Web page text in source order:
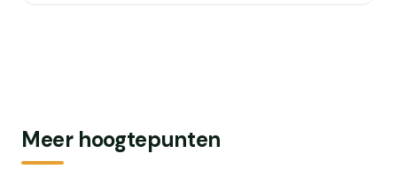
Meer hoogtepunten